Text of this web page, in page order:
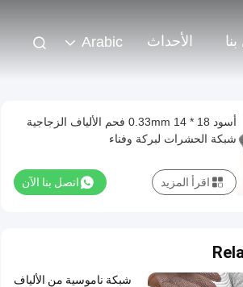
الأحداث Arabic
أسود 18 * 14 0.33mm فحم الألياف الزجاجية
شبكة الحشرات لبركة وفناء
اتصل بنا الآن اقرأ المزيد
شبكة ناموسية من الألياف